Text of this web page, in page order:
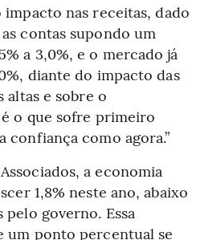
impacto nas receitas, dado
contas supondo um
a 3,0%, e o mercado já
diante do impacto das
altas e sobre o
o que sofre primeiro
confiança como agora.”
a economia
1,8% neste ano, abaixo
governo. Essa
um ponto percentual se